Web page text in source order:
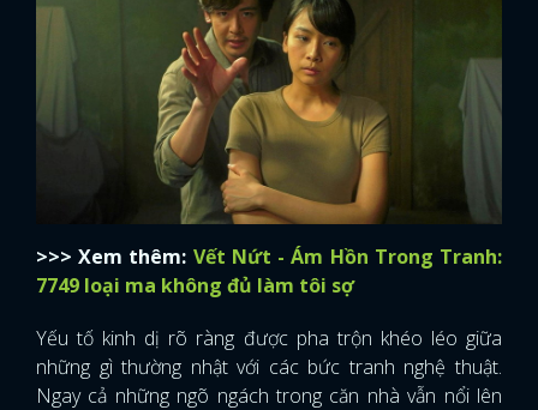
>>> Xem thêm: Vết Nứt - Ám Hồn Trong Tranh:
7749 loại ma không đủ làm tôi sợ
Yếu tố kinh dị rõ ràng được pha trộn khéo léo giữa
những gì thường nhật với các bức tranh nghệ thuật.
Ngay cả những ngõ ngách trong căn nhà vẫn nổi lên